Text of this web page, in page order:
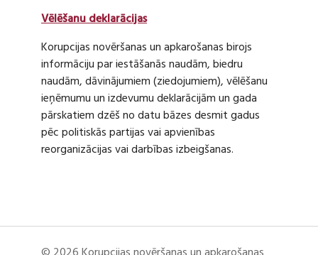
Vēlēšanu deklarācijas
Korupcijas novēršanas un apkarošanas birojs
informāciju par iestāšanās naudām, biedru
naudām, dāvinājumiem (ziedojumiem), vēlēšanu
ieņēmumu un izdevumu deklarācijām un gada
pārskatiem dzēš no datu bāzes desmit gadus
pēc politiskās partijas vai apvienības
reorganizācijas vai darbības izbeigšanas.